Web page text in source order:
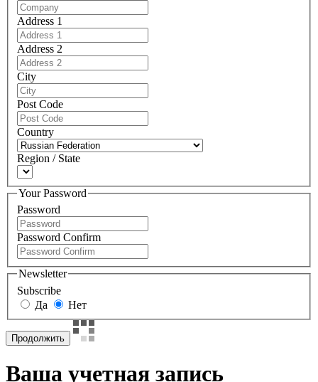
Address 1
Address 2
City
Post Code
Country
Region / State
Your Password
Password
Password Confirm
Newsletter
Subscribe
Да
Нет
Продолжить
Ваша учетная запись